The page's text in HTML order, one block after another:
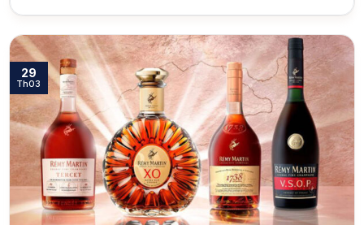
sử hơn hai thế kỷ và quy trình sản xuất được gìn giữ qua
29
Th03